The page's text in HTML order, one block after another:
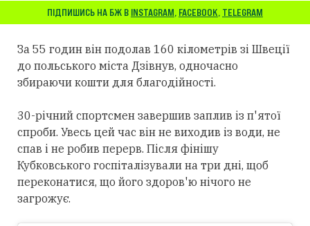
ПІДПИШИСЬ НА БЖ В INSTAGRAM, FACEBOOK, TELEGRAM
За 55 годин він подолав 160 кілометрів зі Швеції
до польського міста Дзівнув, одночасно
збираючи кошти для благодійності.
30-річний спортсмен завершив заплив із п'ятої
спроби. Увесь цей час він не виходив із води, не
спав і не робив перерв. Після фінішу
Кубковського госпіталізували на три дні, щоб
переконатися, що його здоров'ю нічого не
загрожує.